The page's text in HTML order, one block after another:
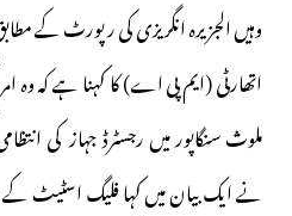
وہیں الجزیرہ انگریزی کی رپورٹ کے
اتھارٹی (ایم پی اے) کا کہنا ہے کہ وہ
ملوث سنگاپور میں رجسٹرڈ جہاز کی